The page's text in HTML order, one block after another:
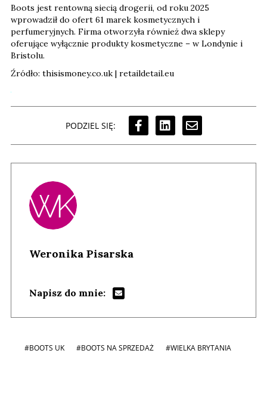
Boots jest rentowną siecią drogerii, od roku 2025
wprowadził do ofert 61 marek kosmetycznych i
perfumeryjnych. Firma otworzyła również dwa sklepy
oferujące wyłącznie produkty kosmetyczne – w Londynie i
Bristolu.
Źródło: thisismoney.co.uk | retaildetail.eu
PODZIEL SIĘ:
Weronika Pisarska
Napisz do mnie:
#BOOTS UK #BOOTS NA SPRZEDAŻ #WIELKA BRYTANIA